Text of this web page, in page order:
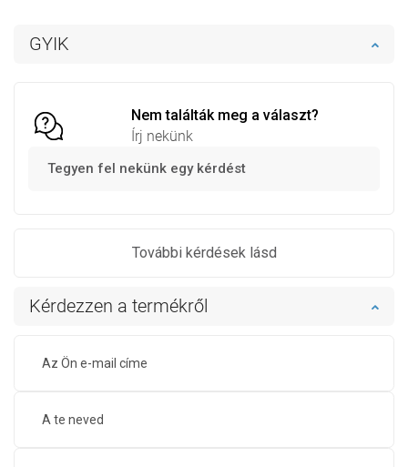
GYIK
Nem találták meg a választ?
Írj nekünk
Tegyen fel nekünk egy kérdést
További kérdések lásd
Kérdezzen a termékről